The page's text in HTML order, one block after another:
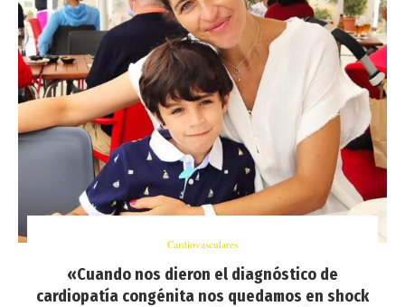
Cardiovasculares
«Cuando nos dieron el diagnóstico de
cardiopatía congénita nos quedamos en shock